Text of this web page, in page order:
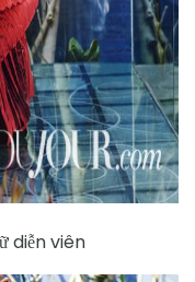
diễn viên